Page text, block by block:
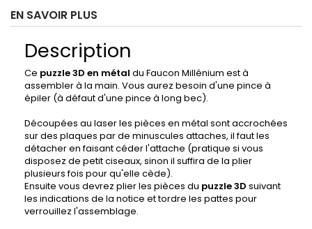
EN SAVOIR PLUS
Description
Ce puzzle 3D en métal du Faucon Millénium est à
assembler à la main. Vous aurez besoin d'une pince à
épiler (à défaut d'une pince à long bec).
Découpées au laser les pièces en métal sont accrochées
sur des plaques par de minuscules attaches, il faut les
détacher en faisant céder l'attache (pratique si vous
disposez de petit ciseaux, sinon il suffira de la plier
plusieurs fois pour qu'elle cède).
Ensuite vous devrez plier les pièces du puzzle 3D suivant
les indications de la notice et tordre les pattes pour
verrouillez l'assemblage.